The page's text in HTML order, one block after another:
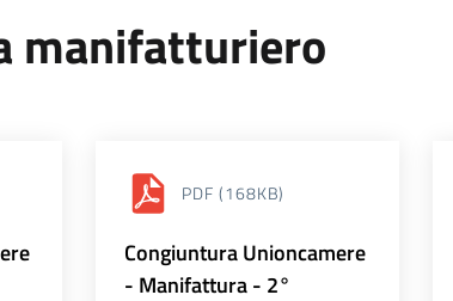
manifatturiero
PDF (168KB)
Congiuntura Unioncamere
- Manifattura - 2°